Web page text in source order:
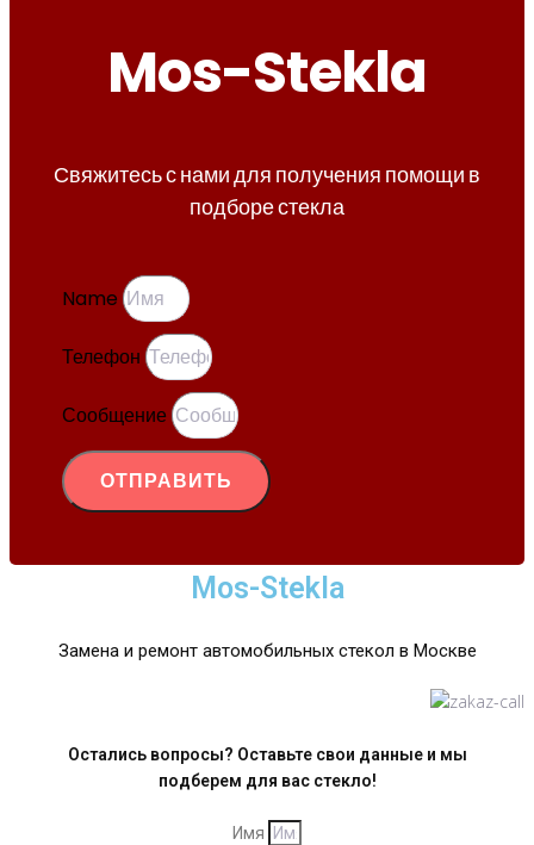
Mos-Stekla
Свяжитесь с нами для получения помощи в
подборе стекла
Name
Телефон
Сообщение
ОТПРАВИТЬ
Mos-Stekla
Замена и ремонт автомобильных стекол в Москве
Остались вопросы? Оставьте свои данные и мы
подберем для вас стекло!
Имя